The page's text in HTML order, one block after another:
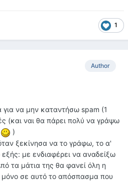
1
Author
να μην καταντήσω spam (1
(και ναι θα πάρει πολύ να γράψω
)
ξεκίνησα να το γράφω, το α'
με ενδιαφέρει να αναδείξω
τα μάτια της θα φανεί όλη η
μόνο σε αυτό το απόσπασμα που